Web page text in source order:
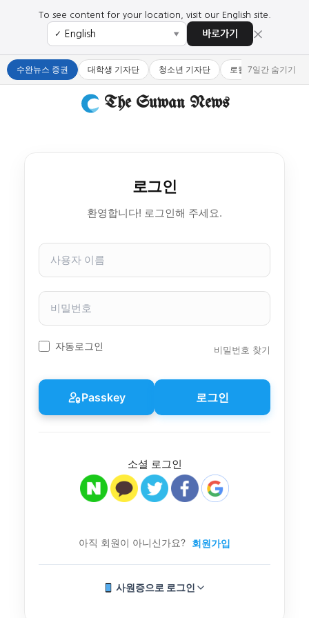
To see content for your location, visit our English site.
✓ ▼ 바로가기 ×
수완뉴스 증권 대학생 기자단 청소년 기자단 로컬 큐레이터
7일간 숨기기
The Suwan News
로그인
환영합니다! 로그인해 주세요.
사
자
이
비
번
호
자동로그인 비밀번호 찾기
Passkey 로그인
소셜 로그인
아직 회원이 아니신가요? 회원가입
사원증으로 로그인